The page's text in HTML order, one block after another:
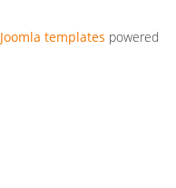
Joomla templates powered